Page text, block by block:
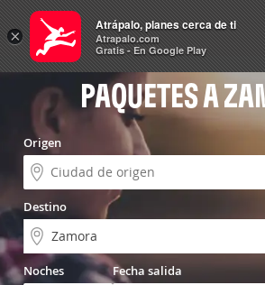
Menú
PAQUETES A
Origen
Destino
Noches Fecha salida
×
Atrápalo, planes cerca de ti
Atrapalo.com
Gratis - En Google Play